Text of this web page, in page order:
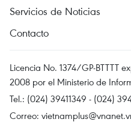
Servicios de Noticias
Contacto
Licencia No. 1374/GP-BTTTT
2008 por el Ministerio de
Tel.: (024) 39411349 - (024)
Correo: